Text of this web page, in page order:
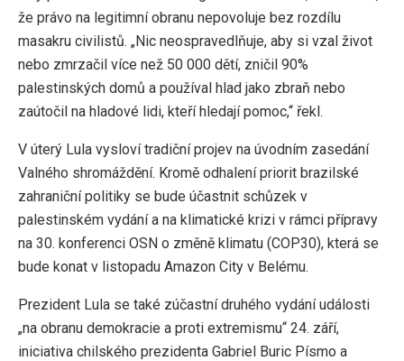
že právo na legitimní obranu nepovoluje bez rozdílu
masakru civilistů. „Nic neospravedlňuje, aby si vzal život
nebo zmrzačil více než 50 000 dětí, zničil 90%
palestinských domů a používal hlad jako zbraň nebo
zaútočil na hladové lidi, kteří hledají pomoc,“ řekl.
V úterý Lula vysloví tradiční projev na úvodním zasedání
Valného shromáždění. Kromě odhalení priorit brazilské
zahraniční politiky se bude účastnit schůzek v
palestinském vydání a na klimatické krizi v rámci přípravy
na 30. konferenci OSN o změně klimatu (COP30), která se
bude konat v listopadu Amazon City v Belému.
Prezident Lula se také zúčastní druhého vydání události
„na obranu demokracie a proti extremismu“ 24. září,
iniciativa chilského prezidenta Gabriel Buric Písmo a